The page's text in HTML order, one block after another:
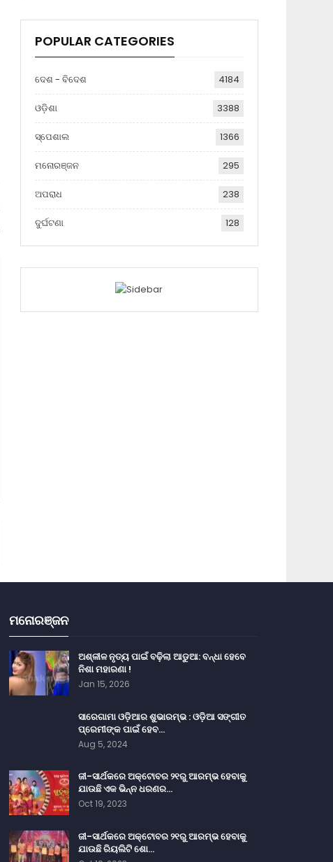
POPULAR CATEGORIES
ଦେଶ - ବିଦେଶ 4184
ଓଡ଼ିଶା 3388
ସ୍ପେଶାଲ 1366
ମନୋରଞ୍ଜନ 295
ଅପରାଧ 238
ଦୁର୍ଘଟଣା 128
ମନୋରଞ୍ଜନ
ଅଶ୍ଳୀଳ ନୃତ୍ୟ ପାଇଁ ବଢ଼ିଲା ଆଡୁଆ: ବନ୍ଧା ହେବେ
ନିଶା ମହାରଣା !
Jan 15, 2026
ସାରେଗାମା ଓଡ଼ିଆର ଶୁଭାରମ୍ଭ : ଓଡ଼ିଆ ସଙ୍ଗୀତ
ପ୍ରେମୀଙ୍କ ପାଇଁ ହେବ…
Aug 5, 2024
ଜୀ-ସାର୍ଥକରେ ଅକ୍ଟୋବର ୨୧ରୁ ଆରମ୍ଭ ହେବାକୁ
ଯାଉଛି ଏକ ଭିନ୍ନ ଧରଣର…
Oct 19, 2023
ଜୀ-ସାର୍ଥକରେ ଅକ୍ଟୋବର ୨୧ରୁ ଆରମ୍ଭ ହେବାକୁ
ଯାଉଛି ରିୟଲିଟି ଶୋ…